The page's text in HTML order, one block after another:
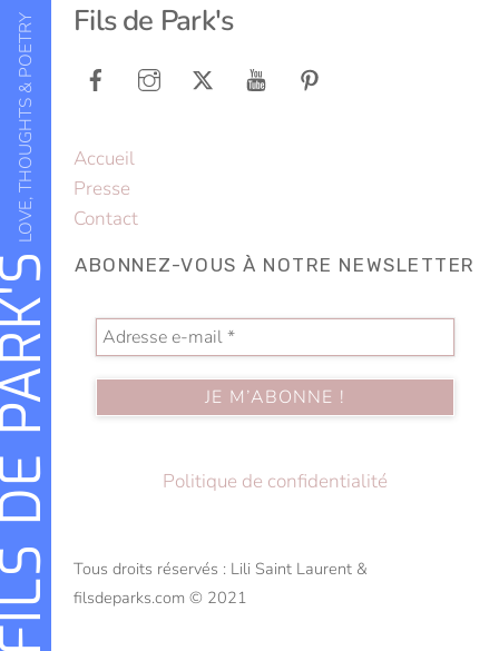
LOVE, THOUGHTS & POETRY
Top
Fils de Park's
Accueil
Presse
Contact
ABONNEZ-VOUS À NOTRE NEWSLETTER
Politique de confidentialité
Tous droits réservés : Lili Saint Laurent &
filsdeparks.com © 2021